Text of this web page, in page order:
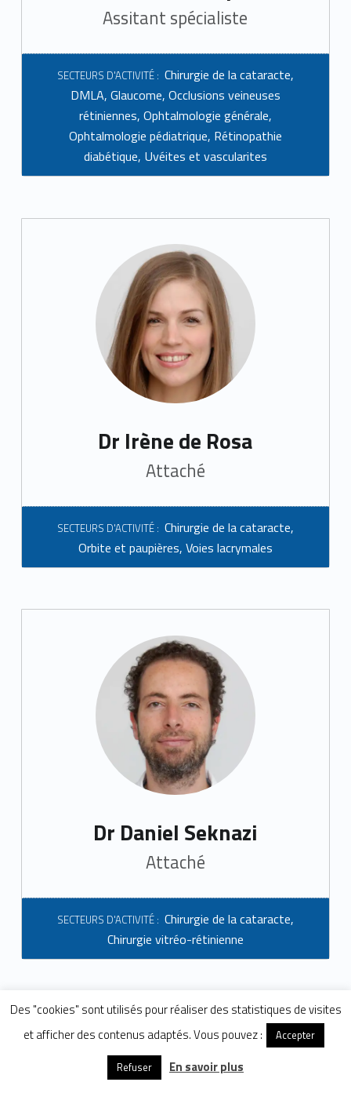
Patient Médecin
Assitant spécialiste
SECTEURS D'ACTIVITÉ : Chirurgie de la cataracte,
DMLA, Glaucome, Occlusions veineuses
rétiniennes, Ophtalmologie générale,
Ophtalmologie pédiatrique, Rétinopathie
diabétique, Uvéites et vascularites
Dr Irène de Rosa
Attaché
SECTEURS D'ACTIVITÉ : Chirurgie de la cataracte,
Orbite et paupières, Voies lacrymales
Dr Daniel Seknazi
Attaché
SECTEURS D'ACTIVITÉ : Chirurgie de la cataracte,
Chirurgie vitréo-rétinienne
Des "cookies" sont utilisés pour réaliser des statistiques de visites
et afficher des contenus adaptés. Vous pouvez :
Accepter
Refuser En savoir plus